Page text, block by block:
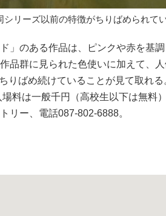
リーズ以前の特徴がちりばめられて
のある作品は、ピンクや赤を基調
品群に見られた色使いに加えて、
ばめ続けていることが見て取れる
は一般千円（高校生以下は無料
リー、電話087-802-6888。